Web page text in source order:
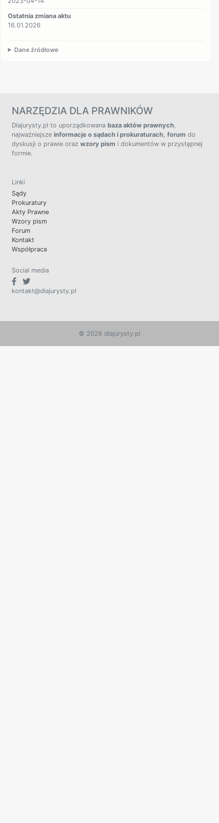
Ostatnia zmiana aktu
16.01.2026
Dane źródłowe
NARZĘDZIA DLA PRAWNIKÓW
Dlajurysty.pl to uporządkowana baza aktów prawnych,
najważniejsze informacje o sądach i prokuraturach, forum do
dyskusji o prawie oraz wzory pism i dokumentów w przystępnej
formie.
Linki
Sądy
Prokuratury
Akty Prawne
Wzory pism
Forum
Kontakt
Współpraca
Social media
kontakt@dlajurysty.pl
© 2026 dlajurysty.pl